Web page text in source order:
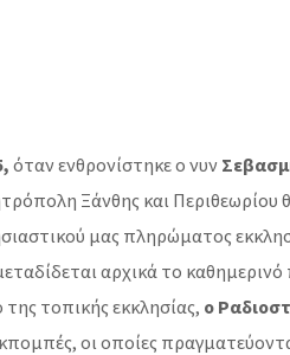
όταν ενθρονίστηκε ο νυν
Ξάνθης και
μας πληρώματος
αρχικά το
τοπικής εκκλησίας, ο
οι οποίες